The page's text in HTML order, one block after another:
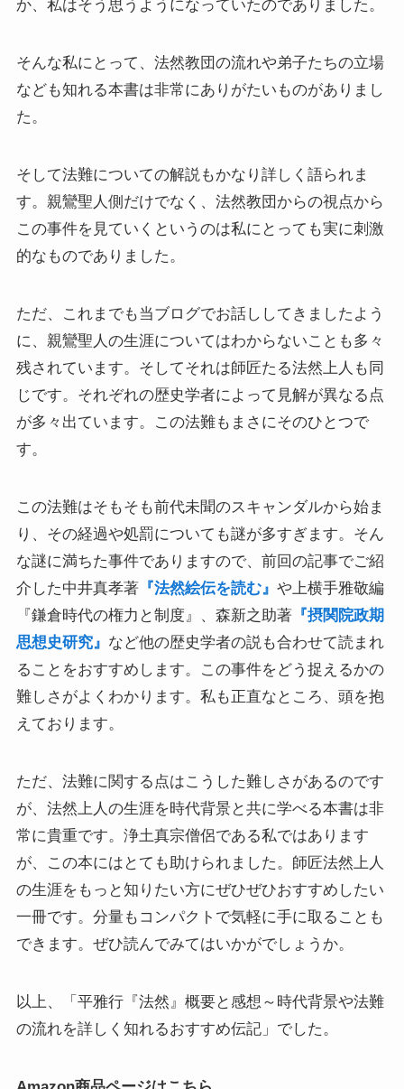
紛争
おすすめマルクス・エンゲルス伝記
マルクス・エンゲルス著作と関連作品
産業革命とイギリス・ヨーロッパ社会
ロシアの歴史・文化とドストエフスキー
ロシアの偉大な作家プーシキン・ゴーゴリ
ロシアの巨人トルストイ
ロシアの文豪ツルゲーネフ
ニーチェとドストエフスキー
愛すべき遍歴の騎士ドン・キホーテ
フランス文学と歴史・文化
ブログ筆者イチオシの作家エミール・ゾラ
名作の宝庫・シェイクスピア
か、私はそう思うようになっていたのでありました。
そんな私にとって、法然教団の流れや弟子たちの立場
なども知れる本書は非常にありがたいものがありまし
た。
そして法難についての解説もかなり詳しく語られま
す。親鸞聖人側だけでなく、法然教団からの視点から
この事件を見ていくというのは私にとっても実に刺激
的なものでありました。
ただ、これまでも当ブログでお話ししてきましたよう
に、親鸞聖人の生涯についてはわからないことも多々
残されています。そしてそれは師匠たる法然上人も同
じです。それぞれの歴史学者によって見解が異なる点
が多々出ています。この法難もまさにそのひとつで
す。
この法難はそもそも前代未聞のスキャンダルから始ま
り、その経過や処罰についても謎が多すぎます。そん
な謎に満ちた事件でありますので、前回の記事でご紹
介した中井真孝著『法然絵伝を読む』 や上横手雅敬編
『鎌倉時代の権力と制度』、森新之助著『摂関院政期
思想史研究』 など他の歴史学者の説も合わせて読まれ
ることをおすすめします。この事件をどう捉えるかの
難しさがよくわかります。私も正直なところ、頭を抱
えております。
ただ、法難に関する点はこうした難しさがあるのです
が、法然上人の生涯を時代背景と共に学べる本書は非
常に貴重です。浄土真宗僧侶である私ではあります
が、この本にはとても助けられました。師匠法然上人
の生涯をもっと知りたい方にぜひぜひおすすめしたい
一冊です。分量もコンパクトで気軽に手に取ることも
できます。ぜひ読んでみてはいかがでしょうか。
以上、「平雅行『法然』概要と感想～時代背景や法難
の流れを詳しく知れるおすすめ伝記」でした。